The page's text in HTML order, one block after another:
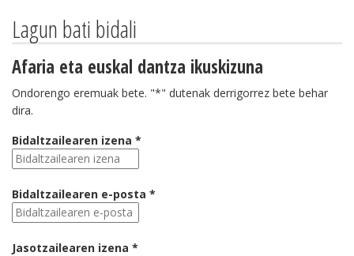
Lagun bati bidali
Afaria eta euskal dantza ikuskizuna
Ondorengo eremuak bete. "*" dutenak derrigorrez bete behar
dira.
Bidaltzailearen izena *
Bidaltzailearen e-posta *
Jasotzailearen izena *